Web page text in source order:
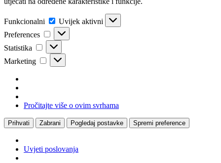
Funkcionalni Funkcionalni
Uvijek aktivni
Preferences
Preferences
Statistika Statistika
Marketing Marketing
Pročitajte više o ovim svrhama
Prihvati Zabrani Pogledaj postavke Spremi preference
Uvjeti poslovanja